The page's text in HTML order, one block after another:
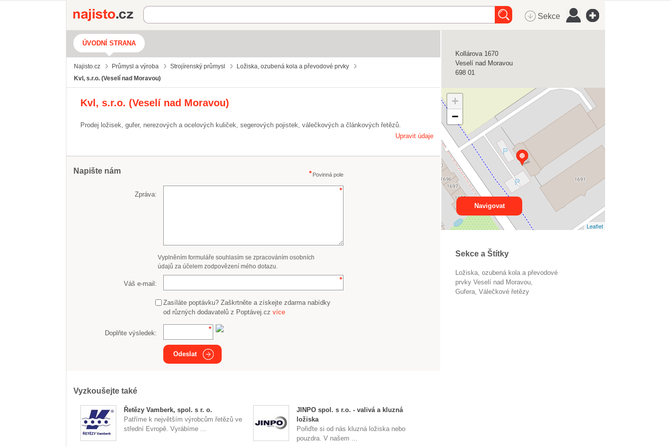
Najisto.cz Sekce
ÚVODNÍ STRANA
Najisto.cz Průmysl a výroba Strojírenský průmysl
Ložiska, ozubená kola a převodové prvky
Kvl, s.r.o. (Veselí nad Moravou)
Kvl, s.r.o. (Veselí nad Moravou)
Prodej ložisek, gufer, nerezových a ocelových kuliček, segerových pojistek, válečkových a článkových řetězů.
Upravit údaje
Napište nám Povinná pole
Zpráva:
Vyplněním formuláře souhlasím se zpracováním osobních
údajů za účelem zodpovězení mého dotazu.
Váš e-mail:
Zasíláte poptávku? Zaškrtněte a získejte zdarma nabídky
od různých dodavatelů z Poptávej.cz více
Doplňte výsledek:
Odeslat
Vyzkoušejte také
Řetězy Vamberk, spol. s r. o.
Patříme k největším výrobcům řetězů ve
střední Evropě. Vyrábíme ...
JINPO spol. s r.o. - valivá a kluzná
ložiska
Pořiďte si od nás kluzná ložiska nebo
pouzdra. V našem ...
Kollárova 1670
Veselí nad Moravou
698 01
+
−
Leaflet
Navigovat
Sekce a Štítky
Ložiska, ozubená kola a převodové
prvky Veselí nad Moravou
gufera
válečkové řetězy